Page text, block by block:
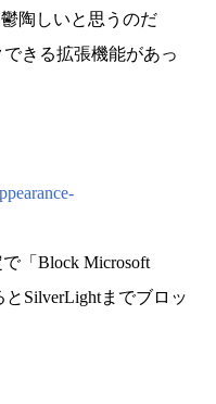
陶しいと思うのだ
できる拡張機能があっ
「Block Microsoft
SilverLightまでブロッ